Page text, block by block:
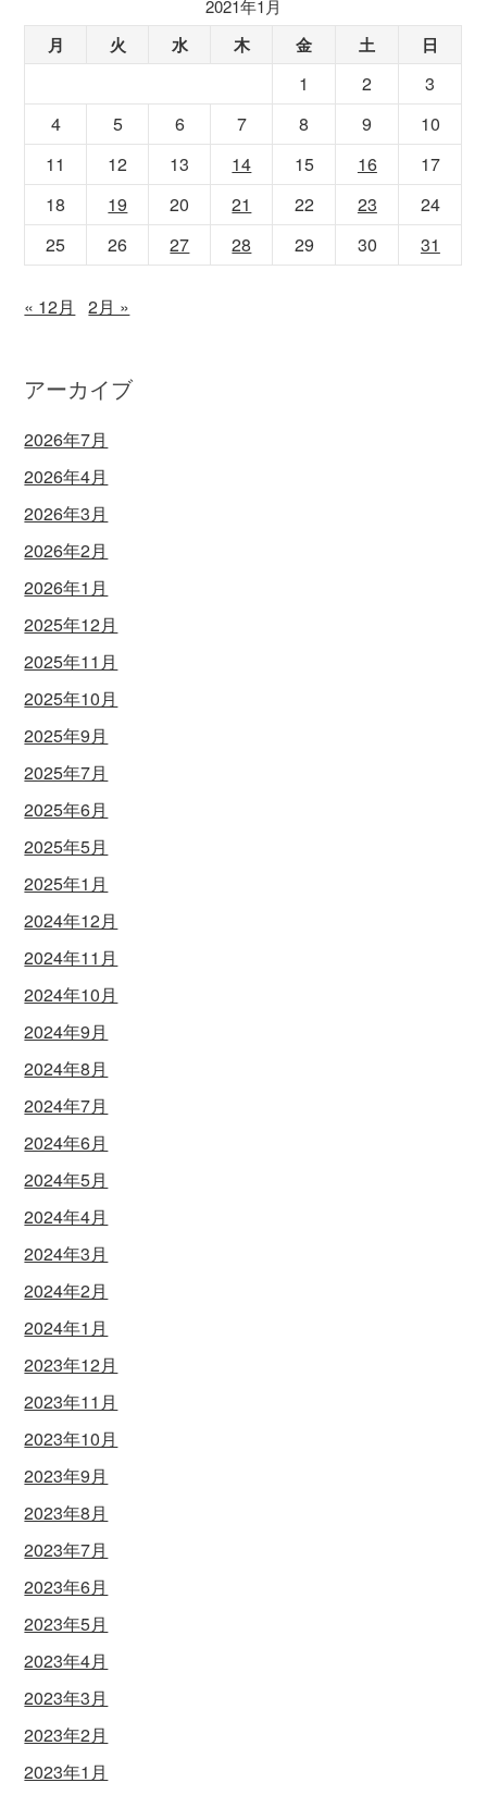
2021年1月
月 火 水 木 金 土 日
1 2
3
4
5 6 7 8 9
10
11
12 13 14 15 16
17
18
19 20 21 22 23
24
25
26 27 28 29 30 31
« 12月 2月 »
アーカイブ
2026年7月
2026年4月
2026年3月
2026年2月
2026年1月
2025年12月
2025年11月
2025年10月
2025年9月
2025年7月
2025年6月
2025年5月
2025年1月
2024年12月
2024年11月
2024年10月
2024年9月
2024年8月
2024年7月
2024年6月
2024年5月
2024年4月
2024年3月
2024年2月
2024年1月
2023年12月
2023年11月
2023年10月
2023年9月
2023年8月
2023年7月
2023年6月
2023年5月
2023年4月
2023年3月
2023年2月
2023年1月